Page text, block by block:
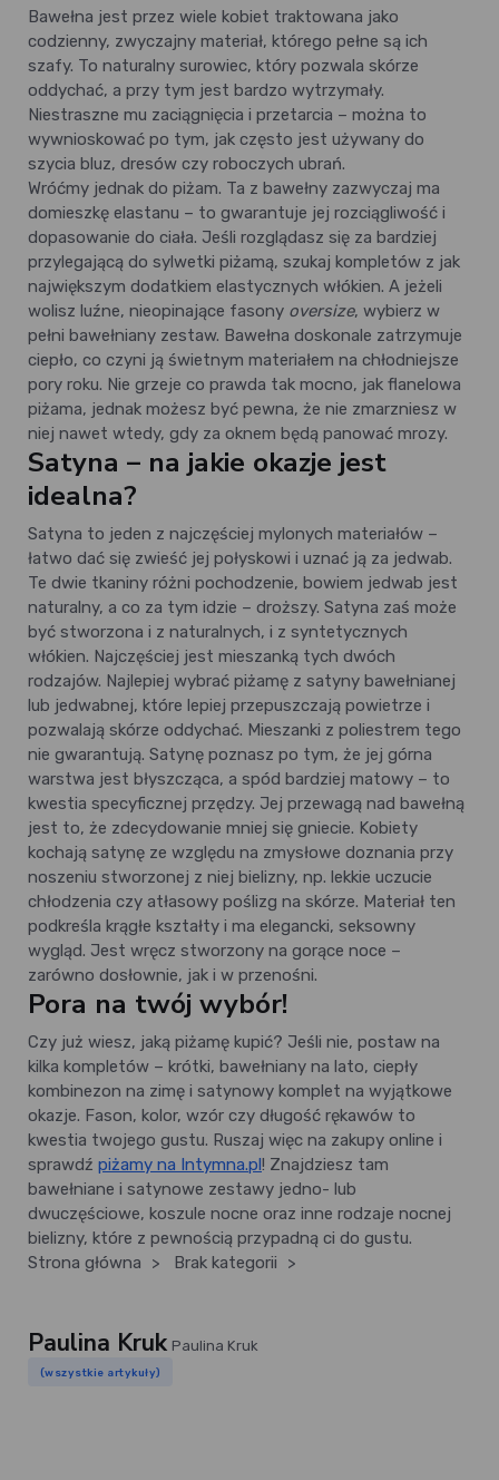
Bawełna jest przez wiele kobiet traktowana jako
codzienny, zwyczajny materiał, którego pełne są ich
szafy. To naturalny surowiec, który pozwala skórze
oddychać, a przy tym jest bardzo wytrzymały.
Niestraszne mu zaciągnięcia i przetarcia – można to
wywnioskować po tym, jak często jest używany do
szycia bluz, dresów czy roboczych ubrań.
Wróćmy jednak do piżam. Ta z bawełny zazwyczaj ma
domieszkę elastanu – to gwarantuje jej rozciągliwość i
dopasowanie do ciała. Jeśli rozglądasz się za bardziej
przylegającą do sylwetki piżamą, szukaj kompletów z jak
największym dodatkiem elastycznych włókien. A jeżeli
wolisz luźne, nieopinające fasony oversize, wybierz w
pełni bawełniany zestaw. Bawełna doskonale zatrzymuje
ciepło, co czyni ją świetnym materiałem na chłodniejsze
pory roku. Nie grzeje co prawda tak mocno, jak flanelowa
piżama, jednak możesz być pewna, że nie zmarzniesz w
niej nawet wtedy, gdy za oknem będą panować mrozy.
Satyna – na jakie okazje jest
idealna?
Satyna to jeden z najczęściej mylonych materiałów –
łatwo dać się zwieść jej połyskowi i uznać ją za jedwab.
Te dwie tkaniny różni pochodzenie, bowiem jedwab jest
naturalny, a co za tym idzie – droższy. Satyna zaś może
być stworzona i z naturalnych, i z syntetycznych
włókien. Najczęściej jest mieszanką tych dwóch
rodzajów. Najlepiej wybrać piżamę z satyny bawełnianej
lub jedwabnej, które lepiej przepuszczają powietrze i
pozwalają skórze oddychać. Mieszanki z poliestrem tego
nie gwarantują. Satynę poznasz po tym, że jej górna
warstwa jest błyszcząca, a spód bardziej matowy – to
kwestia specyficznej przędzy. Jej przewagą nad bawełną
jest to, że zdecydowanie mniej się gniecie. Kobiety
kochają satynę ze względu na zmysłowe doznania przy
noszeniu stworzonej z niej bielizny, np. lekkie uczucie
chłodzenia czy atłasowy poślizg na skórze. Materiał ten
podkreśla krągłe kształty i ma elegancki, seksowny
wygląd. Jest wręcz stworzony na gorące noce –
zarówno dosłownie, jak i w przenośni.
Pora na twój wybór!
Czy już wiesz, jaką piżamę kupić? Jeśli nie, postaw na
kilka kompletów – krótki, bawełniany na lato, ciepły
kombinezon na zimę i satynowy komplet na wyjątkowe
okazje. Fason, kolor, wzór czy długość rękawów to
kwestia twojego gustu. Ruszaj więc na zakupy online i
sprawdź piżamy na Intymna.pl ! Znajdziesz tam
bawełniane i satynowe zestawy jedno- lub
dwuczęściowe, koszule nocne oraz inne rodzaje nocnej
bielizny, które z pewnością przypadną ci do gustu.
Strona główna
> Brak kategorii >
Paulina Kruk Paulina Kruk
(wszystkie artykuły)